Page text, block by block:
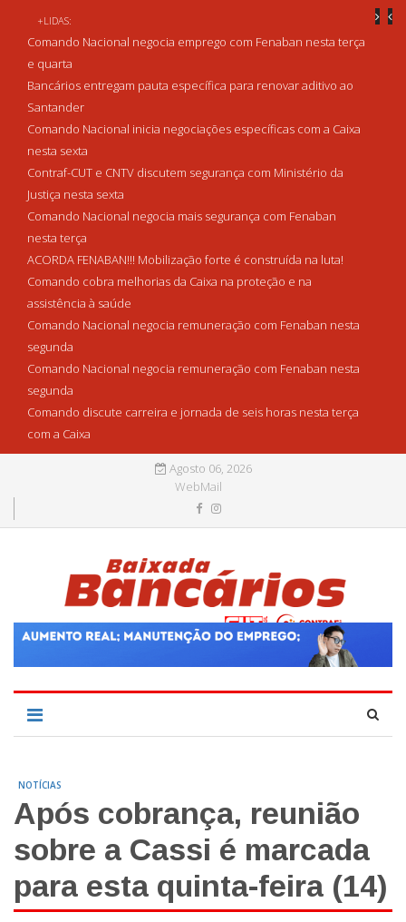
+LIDAS:
Comando Nacional negocia emprego com Fenaban nesta terça
e quarta
Bancários entregam pauta específica para renovar aditivo ao
Santander
Comando Nacional inicia negociações específicas com a Caixa
nesta sexta
Contraf-CUT e CNTV discutem segurança com Ministério da
Justiça nesta sexta
Comando Nacional negocia mais segurança com Fenaban
nesta terça
ACORDA FENABAN!!! Mobilização forte é construída na luta!
Comando cobra melhorias da Caixa na proteção e na
assistência à saúde
Comando Nacional negocia remuneração com Fenaban nesta
segunda
Comando Nacional negocia remuneração com Fenaban nesta
segunda
Comando discute carreira e jornada de seis horas nesta terça
com a Caixa
Agosto 06, 2026
WebMail
NOTÍCIAS
Após cobrança, reunião
sobre a Cassi é marcada
para esta quinta-feira (14)